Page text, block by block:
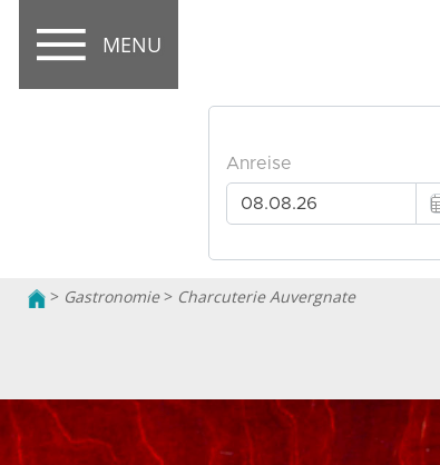
MENU
> Gastronomie> Charcuterie Auvergnate